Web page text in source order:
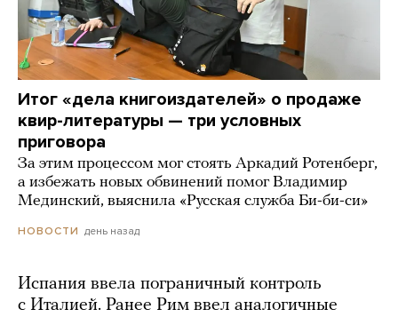
Итог «дела книгоиздателей» о продаже
квир-литературы — три условных
приговора
За этим процессом мог стоять Аркадий Ротенберг,
а избежать новых обвинений помог Владимир
Мединский, выяснила «Русская служба Би-би-си»
НОВОСТИ день назад
Испания ввела пограничный контроль
с Италией. Ранее Рим ввел аналогичные